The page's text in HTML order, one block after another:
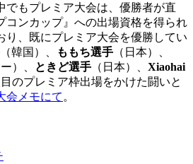
でもプレミア大会は、優勝者が直
コンカップ』への出場資格を得られ
り、既にプレミア大会を優勝してい
（韓国）、 ももち選手 （日本）、
）、 ときど選手 （日本）、 Xiaohai
目のプレミア枠出場をかけた闘いと
会メモにて 。